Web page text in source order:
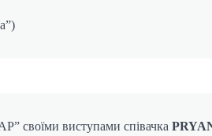
своїми виступами співачка